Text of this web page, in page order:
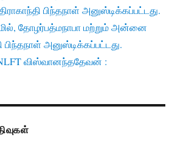
பிந்தநாள் அனுஸ்டிக்கப்பட்டது.
தோழர்பத்மநாபா மற்றும் அன்னை
பிந்தநாள் அனுஸ்டிக்கப்பட்டது.
விஸ்வானந்ததேவன் :